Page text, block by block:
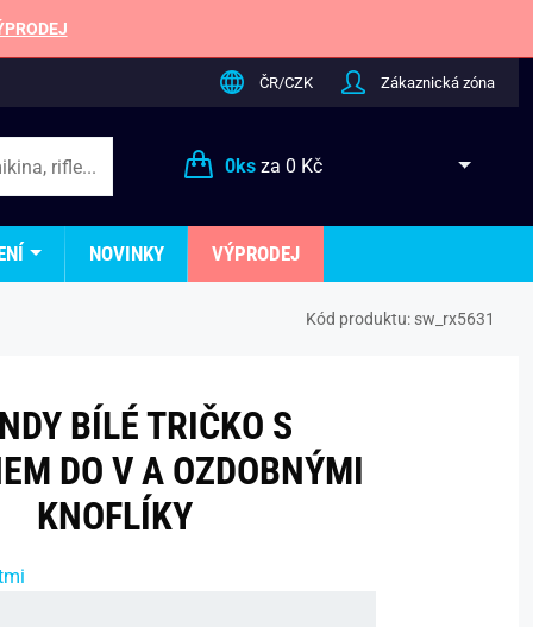
ČR/CZK Zákaznická zóna
0ksza 0 Kč
NOVINKY VÝPRODEJ
Kód produktu: sw_rx5631
BÍLÉ TRIČKO S
DO V A OZDOBNÝMI
KNOFLÍKY